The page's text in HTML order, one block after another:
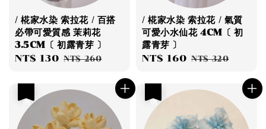
/ 椛家水染 索拉花 / 百搭
必帶可愛質感 茉莉花
3.5CM〔 初露青芽 〕
Sale
NT$ 130 Regular
NT$ 260
/ 椛家水染 索拉花 / 氣質
可愛小水仙花 4CM〔 初
露青芽 〕
Sale
NT$ 160 Regular
NT$ 320